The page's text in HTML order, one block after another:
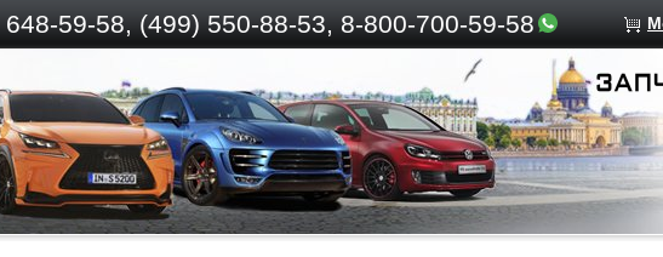
648-59-58, (499) 550-88-53, 8-800-700-59-58